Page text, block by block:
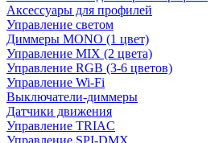
Аксессуары для профилей
Управление светом
Диммеры MONO (1 цвет)
Управление MIX (2 цвета)
Управление RGB (3-6 цветов)
Управление Wi-Fi
Выключатели-диммеры
Датчики движения
Управление TRIAC
Управление SPI-DMX